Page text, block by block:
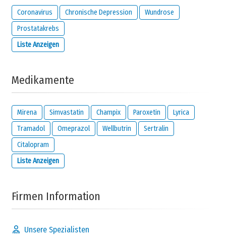
WICHTIG:Diese E-Mail-Adresse stammt von der Person, die diesen
Kommentar abgegeben hat, und wird geheim gehalten. Sie wird nur
Ich möchte per E-Mail benachrichtigt werden, wenn
jemand auf diese Bewertung reagiert.
Ich habe gelesen und bin damit einverstanden
Datenschutz Bestimmungenund
Haftungsausschluss
vonmeamedica.com.
Coronavirus Chronische Depression
Wundrose
Prostatakrebs
Liste Anzeigen
Medikamente
Mirena Simvastatin Champix Paroxetin
Lyrica
Tramadol
Omeprazol Wellbutrin
Sertralin
Citalopram
Liste Anzeigen
Firmen Information
Unsere Spezialisten